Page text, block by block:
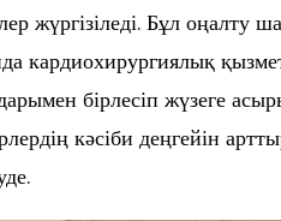
жүргізіледі. Бұл
кардиохирургиялық
бірлесіп жүзеге
кәсіби деңгейін